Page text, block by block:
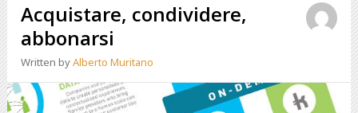
Acquistare, condividere,
abbonarsi
Written byAlberto Muritano